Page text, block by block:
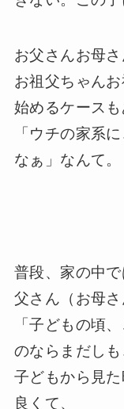
お父さんお母
お祖父ちゃん
始めるケースも
「ウチの家系
なぁ」なんて。
普段、家の中
父さん（お母さ
「子どもの頃
のならまだしも
子どもから見
良くて、